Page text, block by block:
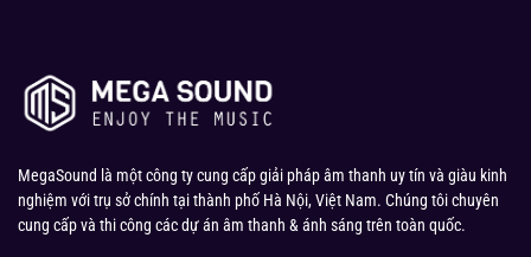
MegaSound là một công ty cung cấp giải pháp âm thanh uy tín và giàu kinh
nghiệm với trụ sở chính tại thành phố Hà Nội, Việt Nam. Chúng tôi chuyên
cung cấp và thi công các dự án âm thanh & ánh sáng trên toàn quốc.